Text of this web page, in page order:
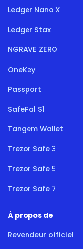
Ledger Nano X
Ledger Stax
NGRAVE ZERO
OneKey
Passport
SafePal S1
Tangem Wallet
Trezor Safe 3
Trezor Safe 5
Trezor Safe 7
À propos de
Revendeur officiel